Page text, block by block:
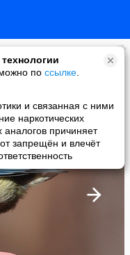
по ссылке
и связанная с ними
наркотических
аналогов причиняет
запрещён и влечёт